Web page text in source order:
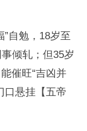
自勉，18岁至
倾轧；但35岁
催旺“吉凶并
口悬挂【五帝